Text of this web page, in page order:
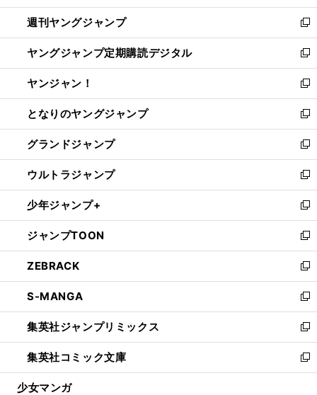
開
く
ウ
で
開
く
ン
ド
ウ
で
開
く
ウ
ィ
ン
ド
ウ
で
開
く
週刊ヤングジャンプ
新
し
い
ウ
ィ
ン
ド
ウ
で
開
く
ヤングジャンプ定期購読デジタル
新
し
い
ウ
ィ
ン
ド
ウ
で
開
く
ヤンジャン！
新
し
い
ウ
ィ
ン
ド
ウ
で
開
く
となりのヤングジャンプ
新
し
い
ウ
ィ
ン
ド
ウ
で
開
く
グランドジャンプ
新
し
い
ウ
ィ
ン
ド
ウ
で
開
く
ウルトラジャンプ
新
し
い
ウ
ィ
ン
ド
ウ
で
開
く
少年ジャンプ+
新
し
い
ウ
ィ
ン
ド
ウ
で
開
く
ジャンプTOON
新
し
い
ウ
ィ
ン
ド
ウ
で
開
ZEBRACK
新
し
い
ウ
ィ
ン
ド
ウ
S-MANGA
新
し
い
ウ
ィ
ン
集英社ジャンプリミックス
新
し
い
ウ
集英社コミック文庫
新
し
少女マンガ